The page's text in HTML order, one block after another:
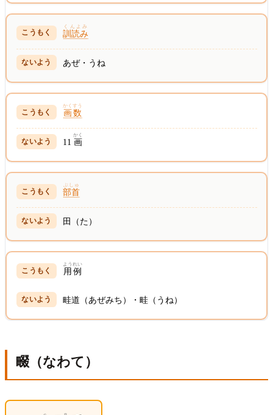
訓読み
くんよみ
あぜ・うね
画数
かくすう
11 画
かく
部首
ぶしゅ
田（た）
用例
ようれい
畦道（あぜみち）・畦（うね）
畷（なわて）